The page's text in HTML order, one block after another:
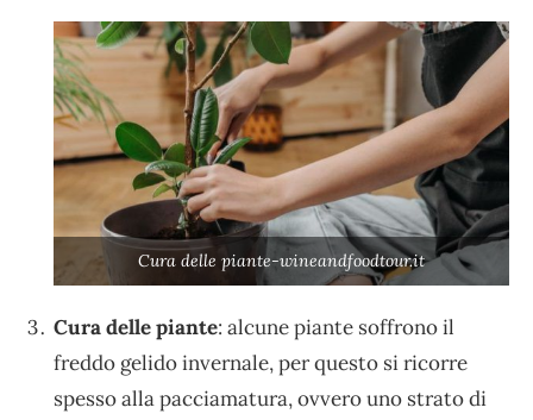
Cura delle piante-wineandfoodtour.it
Cura delle piante: alcune piante soffrono il
freddo gelido invernale, per questo si ricorre
spesso alla pacciamatura, ovvero uno strato di